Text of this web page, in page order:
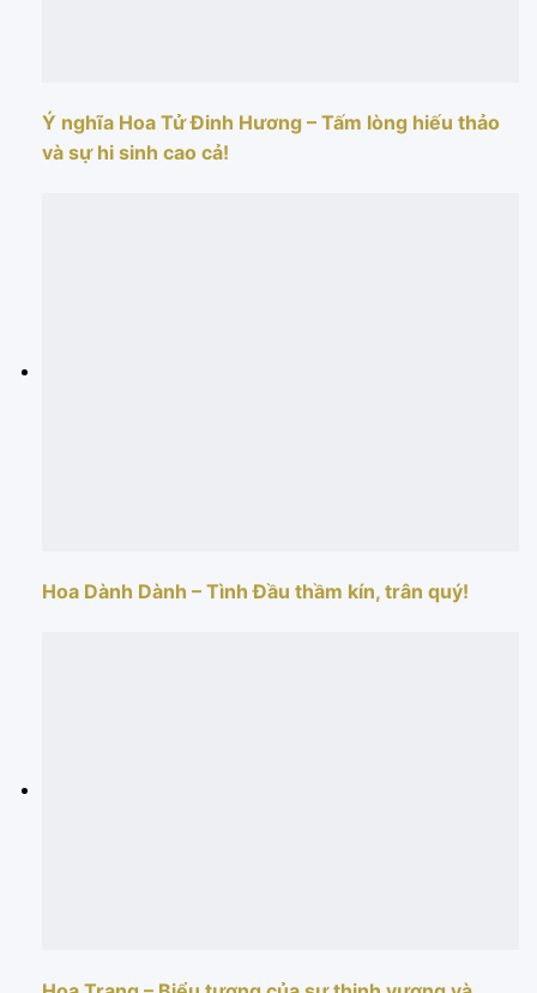
Ý nghĩa Hoa Tử Đinh Hương – Tấm lòng hiếu thảo
và sự hi sinh cao cả!
Hoa Dành Dành – Tình Đầu thầm kín, trân quý!